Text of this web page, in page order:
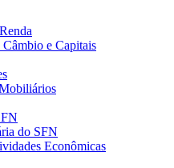
e Capitais
do SFN
Econômicas